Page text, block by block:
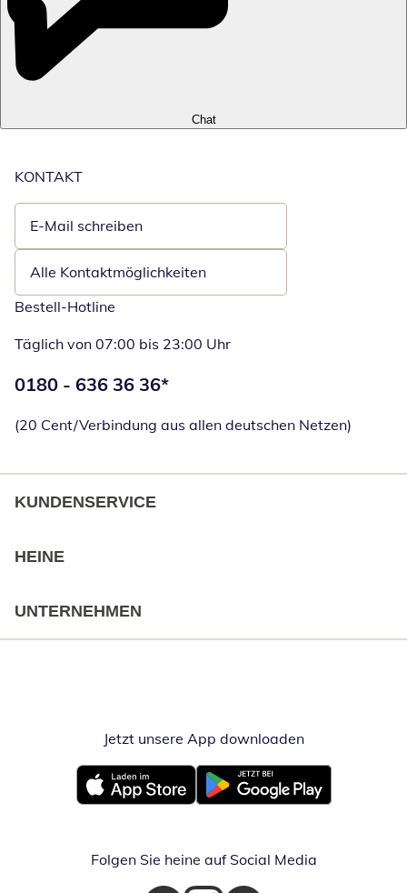
Chat
KONTAKT
E-Mail schreiben
Öffnet E-Mail-Client
Alle Kontaktmöglichkeiten
Bestell-Hotline
Täglich von 07:00 bis 23:00 Uhr
Telefonnummer:
0180 - 636 36 36*
(20 Cent/Verbindung aus allen deutschen Netzen)
KUNDENSERVICE
HEINE
UNTERNEHMEN
Jetzt unsere App downloadenÖffnet in
Öffnet in neuem FensterÖffnet in neuem Fenster
Folgen Sie heine auf Social Media